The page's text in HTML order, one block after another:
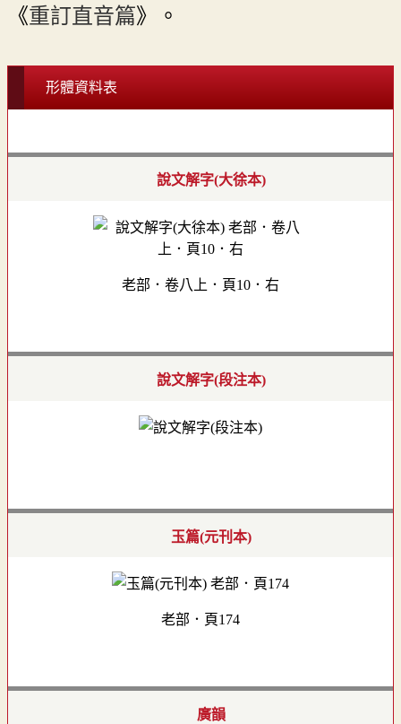
《重訂直音篇》。
形體資料表
說文解字(大徐本)
老部．卷八上．頁10．右
說文解字(段注本)
玉篇(元刊本)
老部．頁174
廣韻